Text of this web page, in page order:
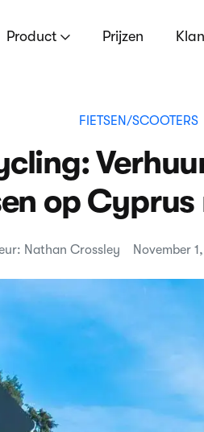
Product Prijzen
FIETSEN/SCOOTERS
op
Nathan Crossley November